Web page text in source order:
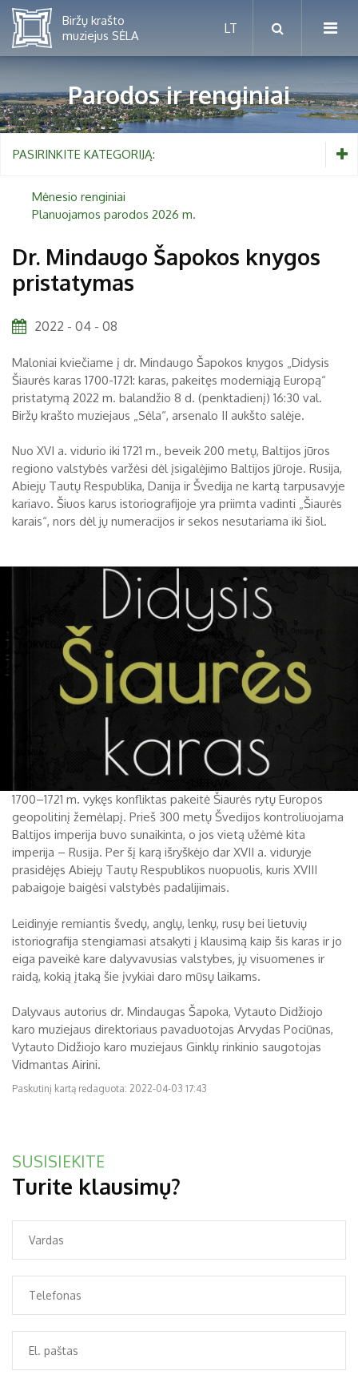
Mėnesio renginiai
Vaikams nuo 5 iki 10 metų
Paaugliams nuo 11 iki 18 metų
Proistorė
Etnografija
Biržų tvirtovės arsenalas
Religijos
Biržai XIX a.
Biržai XX a.
RUGPJŪTIS2026
Pr An Tr Ke Pe Še
Se
1
2
3
4 5 6 7 8
18 19 20 21
24
25 26 27 28 29
31
Parodos ir renginiai
PASIRINKITE KATEGORIJĄ:
Mėnesio renginiai
Planuojamos parodos 2026 m.
Dr. Mindaugo Šapokos knygos
pristatymas
2022 - 04 - 08
Maloniai kviečiame į dr. Mindaugo Šapokos knygos „Didysis
Šiaurės karas 1700-1721: karas, pakeitęs moderniąją Europą“
pristatymą 2022 m. balandžio 8 d. (penktadienį) 16:30 val.
Biržų krašto muziejaus „Sėla“, arsenalo II aukšto salėje.
Nuo XVI a. vidurio iki 1721 m., beveik 200 metų, Baltijos jūros
regiono valstybės varžėsi dėl įsigalėjimo Baltijos jūroje. Rusija,
Abiejų Tautų Respublika, Danija ir Švedija ne kartą tarpusavyje
kariavo. Šiuos karus istoriografijoje yra priimta vadinti „Šiaurės
karais“, nors dėl jų numeracijos ir sekos nesutariama iki šiol.
1700–1721 m. vykęs konfliktas pakeitė Šiaurės rytų Europos
geopolitinį žemėlapį. Prieš 300 metų Švedijos kontroliuojama
Baltijos imperija buvo sunaikinta, o jos vietą užėmė kita
imperija – Rusija. Per šį karą išryškėjo dar XVII a. viduryje
prasidėjęs Abiejų Tautų Respublikos nuopuolis, kuris XVIII
pabaigoje baigėsi valstybės padalijimais.
Leidinyje remiantis švedų, anglų, lenkų, rusų bei lietuvių
istoriografija stengiamasi atsakyti į klausimą kaip šis karas ir jo
eiga paveikė kare dalyvavusias valstybes, jų visuomenes ir
raidą, kokią įtaką šie įvykiai daro mūsų laikams.
Dalyvaus autorius dr. Mindaugas Šapoka, Vytauto Didžiojo
karo muziejaus direktoriaus pavaduotojas Arvydas Pociūnas,
Vytauto Didžiojo karo muziejaus Ginklų rinkinio saugotojas
Vidmantas Airini.
Paskutinį kartą redaguota: 2022-04-03 17:43
SUSISIEKITE
Turite klausimų?